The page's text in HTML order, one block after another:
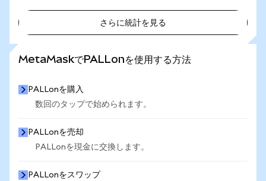
さらに統計を見る
MetaMaskでPALLonを使用する方法
PALLonを購入
数回のタップで始められます。
PALLonを売却
PALLonを現金に交換します。
PALLonをスワップ